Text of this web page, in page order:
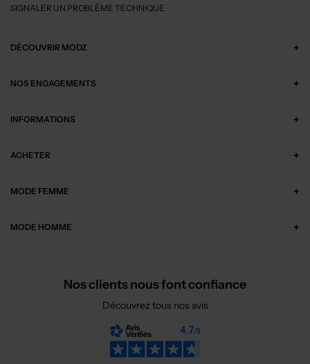
SIGNALER UN PROBLÈME TECHNIQUE
DÉCOUVRIR MODZ
NOS ENGAGEMENTS
INFORMATIONS
ACHETER
MODE FEMME
MODE HOMME
Nos clients nous font confiance
Découvrez tous nos avis